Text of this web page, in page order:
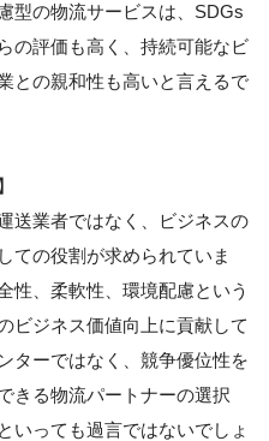
型の物流サービスは、SDGs
の評価も高く、持続可能なビ
との親和性も高いと言えるで
送業者ではなく、ビジネスの
ての役割が求められていま
性、柔軟性、環境配慮という
ビジネス価値向上に貢献して
ターではなく、競争優位性を
きる物流パートナーの選択
いっても過言ではないでしょ